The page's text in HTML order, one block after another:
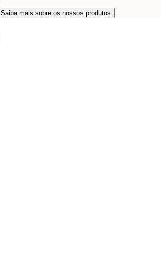
Saiba mais sobre os nossos produtos